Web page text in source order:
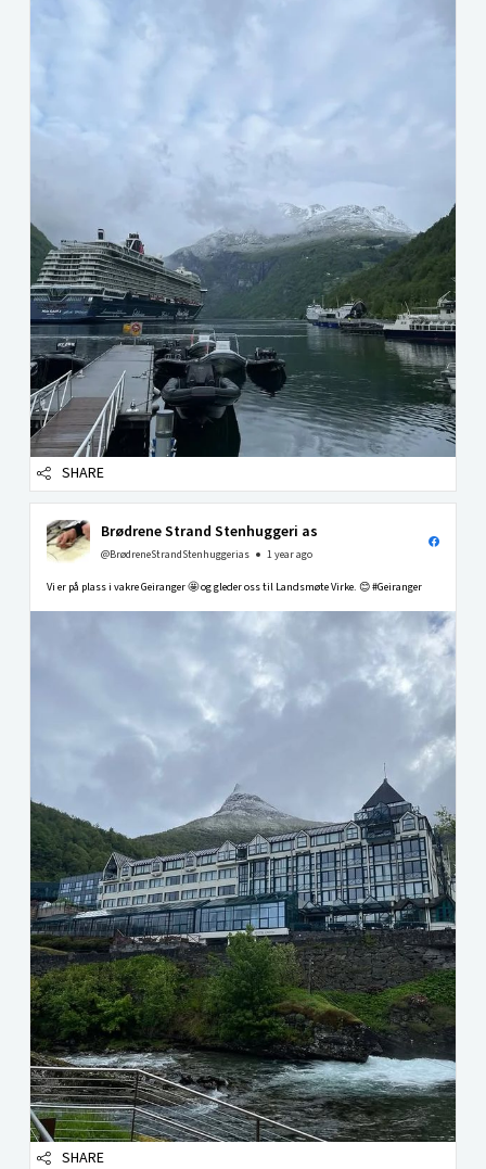
SHARE
Brødrene Strand Stenhuggeri as
@BrødreneStrandStenhuggerias 1 year ago
Vi er på plass i vakre Geiranger 🤩 og gleder oss til Landsmøte Virke. 😊 #Geiranger
SHARE